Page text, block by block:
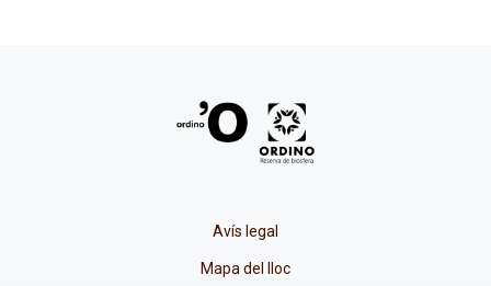
Avís legal
Mapa del lloc